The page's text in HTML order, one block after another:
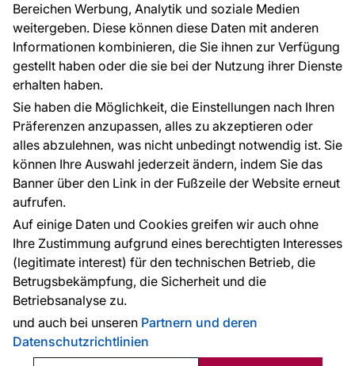
Bereichen Werbung, Analytik und soziale Medien
weitergeben. Diese können diese Daten mit anderen
Informationen kombinieren, die Sie ihnen zur Verfügung
gestellt haben oder die sie bei der Nutzung ihrer Dienste
erhalten haben.
Sie haben die Möglichkeit, die Einstellungen nach Ihren
Präferenzen anzupassen, alles zu akzeptieren oder
alles abzulehnen, was nicht unbedingt notwendig ist. Sie
können Ihre Auswahl jederzeit ändern, indem Sie das
Banner über den Link in der Fußzeile der Website erneut
aufrufen.
Auf einige Daten und Cookies greifen wir auch ohne
Ihre Zustimmung aufgrund eines berechtigten Interesses
(legitimate interest) für den technischen Betrieb, die
Betrugsbekämpfung, die Sicherheit und die
Betriebsanalyse zu.
und auch bei unseren Partnern und deren
Datenschutzrichtlinien
Kontakt
Haben Sie Fragen? Wir helfen Ihnen gerne weiter
und beraten Sie persönlich.
+49 781 95633072
service@tapeteneshop.de
Zahlungsarten:
Die Zahlungen werden geleistet von:
© 2010 - 2026 Tapeteneshop
Schutz personenbezogener Daten